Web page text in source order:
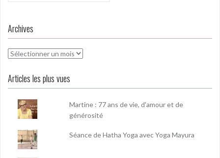
Archives
Archives
Articles les plus vues
Martine : 77 ans de vie, d'amour et de
générosité
Séance de Hatha Yoga avec Yoga Mayura